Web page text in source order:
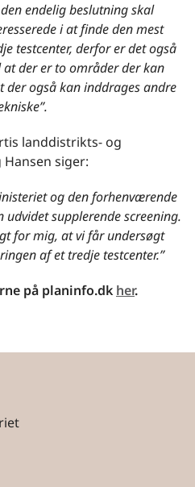
endelig beslutning skal
i at finde den mest
testcenter, derfor er det også
der er to områder der kan
også kan inddrages andre
landdistrikts- og
siger:
og den forhenværende
supplerende screening.
for mig, at vi får undersøgt
af et tredje testcenter.”
på planinfo.dk her.